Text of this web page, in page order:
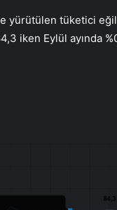
yürütülen tüketici
iken Eylül ayında